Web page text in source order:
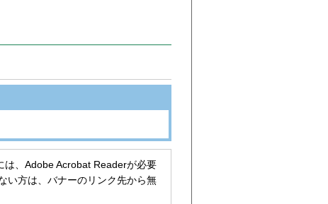
は、Adobe Acrobat Readerが必要
い方は、バナーのリンク先から無